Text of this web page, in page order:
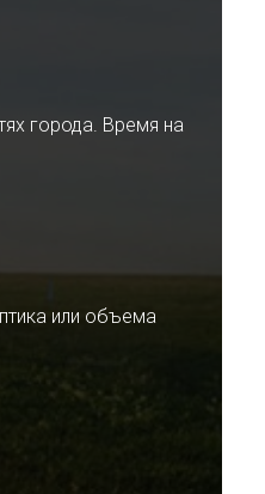
города. Время на
или объема